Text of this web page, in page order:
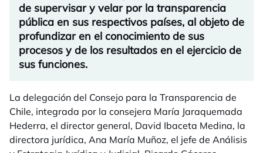
de supervisar y velar por la transparencia
pública en sus respectivos países, al objeto de
profundizar en el conocimiento de sus
procesos y de los resultados en el ejercicio de
sus funciones.
La delegación del Consejo para la Transparencia de
Chile, integrada por la consejera María Jaraquemada
Hederra, el director general, David Ibaceta Medina, la
directora jurídica, Ana María Muñoz, el jefe de Análisis